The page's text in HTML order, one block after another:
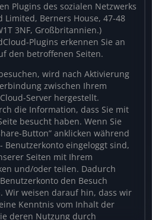
Plugins des sozialen Netzwerks
Limited, Berners House, 47-48
3NF, Großbritannien.)
Plugins erkennen Sie an
den betroffenen Seiten.
wird nach Aktivierung
zwischen Ihrem
Server hergestellt.
die Information, dass Sie mit
besucht haben. Wenn Sie
Button” anklicken während
Benutzerkonto eingeloggt sind,
Seiten mit Ihrem
und/oder teilen. Dadurch
den Besuch
Wir weisen darauf hin, dass wir
Kenntnis vom Inhalt der
deren Nutzung durch